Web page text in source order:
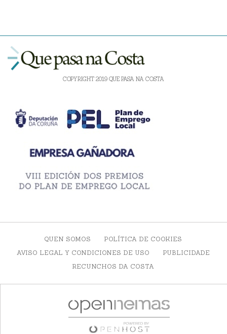
COPYRIGHT 2019 QUE PASA NA COSTA
QUEN SOMOS
POLÍTICA DE COOKIES
AVISO LEGAL Y CONDICIONES DE USO
PUBLICIDADE
RECUNCHOS DA COSTA